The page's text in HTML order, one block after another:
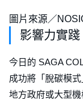
圖片來源／
影響力實
今日的 SAGA
成功將「脫碳模
地方政府或大型